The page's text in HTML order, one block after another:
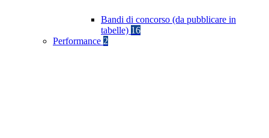
Bandi di concorso (da pubblicare in
tabelle) 16
Performance 2